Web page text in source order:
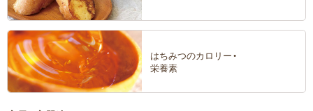
はちみつのカロリー・
栄養素